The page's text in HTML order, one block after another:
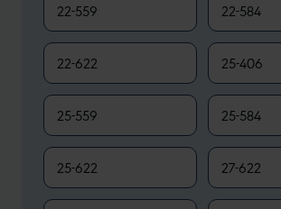
22-559 22-584
22-622 25-406
25-559 25-584
25-622 27-622